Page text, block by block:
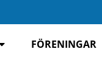
FÖRENINGAR